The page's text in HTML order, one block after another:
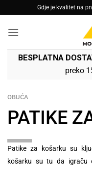
to
content
Gdje je kvalitet na
BESPLATNA
preko
OBUĆA
PATIKE
Patike za košarku su
košarku su tu da igraču